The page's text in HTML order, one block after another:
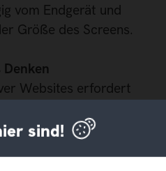
vom Endgerät und
Größe des Screens.
Websites erfordert
Entwicklungsprozess
sind!